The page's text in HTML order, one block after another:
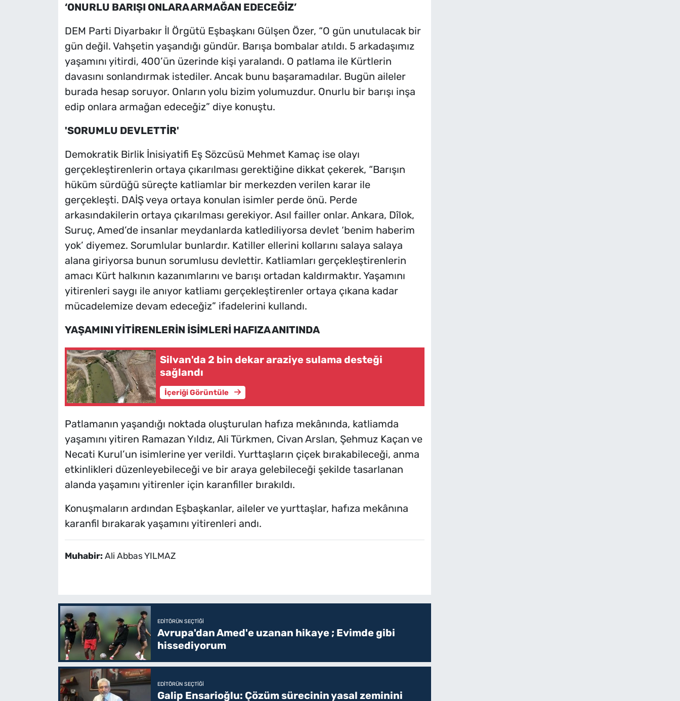
‘ONURLU BARIŞI ONLARA ARMAĞAN EDECEĞİZ’
DEM Parti Diyarbakır İl Örgütü Eşbaşkanı Gülşen Özer, “O gün unutulacak bir
gün değil. Vahşetin yaşandığı gündür. Barışa bombalar atıldı. 5 arkadaşımız
yaşamını yitirdi, 400’ün üzerinde kişi yaralandı. O patlama ile Kürtlerin
davasını sonlandırmak istediler. Ancak bunu başaramadılar. Bugün aileler
burada hesap soruyor. Onların yolu bizim yolumuzdur. Onurlu bir barışı inşa
edip onlara armağan edeceğiz” diye konuştu.
'SORUMLU DEVLETTİR'
Demokratik Birlik İnisiyatifi Eş Sözcüsü Mehmet Kamaç ise olayı
gerçekleştirenlerin ortaya çıkarılması gerektiğine dikkat çekerek, “Barışın
hüküm sürdüğü süreçte katliamlar bir merkezden verilen karar ile
gerçekleşti. DAİŞ veya ortaya konulan isimler perde önü. Perde
arkasındakilerin ortaya çıkarılması gerekiyor. Asıl failler onlar. Ankara, Dîlok,
Suruç, Amed’de insanlar meydanlarda katlediliyorsa devlet ‘benim haberim
yok’ diyemez. Sorumlular bunlardır. Katiller ellerini kollarını salaya salaya
alana giriyorsa bunun sorumlusu devlettir. Katliamları gerçekleştirenlerin
amacı Kürt halkının kazanımlarını ve barışı ortadan kaldırmaktır. Yaşamını
yitirenleri saygı ile anıyor katliamı gerçekleştirenler ortaya çıkana kadar
mücadelemize devam edeceğiz” ifadelerini kullandı.
YAŞAMINI YİTİRENLERİN İSİMLERİ HAFIZA ANITINDA
Silvan'da 2 bin dekar araziye sulama desteği
sağlandı
İçeriği Görüntüle
Patlamanın yaşandığı noktada oluşturulan hafıza mekânında, katliamda
yaşamını yitiren Ramazan Yıldız, Ali Türkmen, Civan Arslan, Şehmuz Kaçan ve
Necati Kurul’un isimlerine yer verildi. Yurttaşların çiçek bırakabileceği, anma
etkinlikleri düzenleyebileceği ve bir araya gelebileceği şekilde tasarlanan
alanda yaşamını yitirenler için karanfiller bırakıldı.
Konuşmaların ardından Eşbaşkanlar, aileler ve yurttaşlar, hafıza mekânına
karanfil bırakarak yaşamını yitirenleri andı.
Muhabir: Ali Abbas YILMAZ
EDITÖRÜN SEÇTIĞI
Avrupa'dan Amed'e uzanan hikaye ; Evimde gibi
hissediyorum
EDITÖRÜN SEÇTIĞI
Galip Ensarioğlu: Çözüm sürecinin yasal zeminini